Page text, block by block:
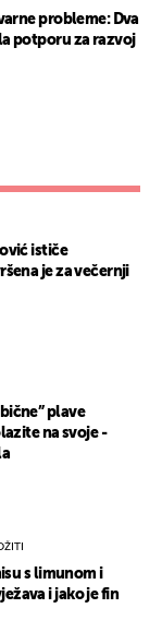
probleme: Dva
potporu za razvoj
ističe
je za večernji
plave
na svoje -
s limunom i
i jako je fin